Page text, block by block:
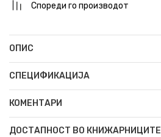
Спореди го производот
ОПИС
СПЕЦИФИКАЦИЈА
КОМЕНТАРИ
ДОСТАПНОСТ ВО КНИЖАРНИЦИТЕ